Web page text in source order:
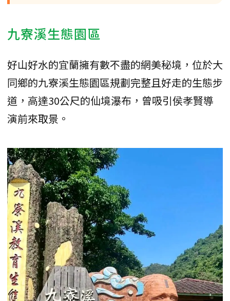
九寮溪生態園區
好山好水的宜蘭擁有數不盡的網美秘境，位於大
同鄉的九寮溪生態園區規劃完整且好走的生態步
道，高達30公尺的仙境瀑布，曾吸引侯孝賢導
演前來取景。